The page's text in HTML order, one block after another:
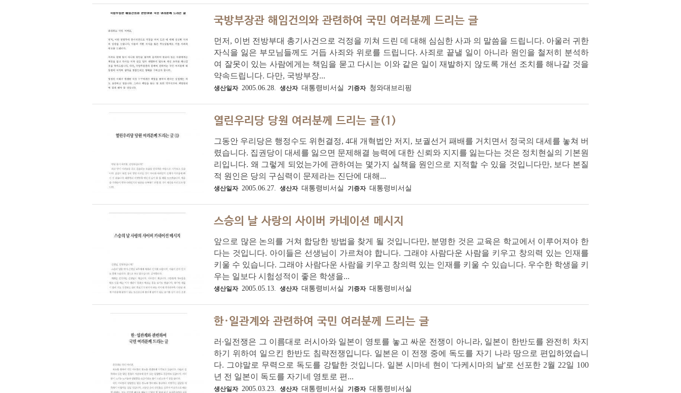
국방부장관 해임건의와 관련하여 국민 여러분께 드리는 글
먼저, 이번 전방부대 총기사건으로 걱정을 끼쳐 드린 데 대해 심심한 사과 의 말씀을 드립니다. 아울러 귀한
자식을 잃은 부모님들께도 거듭 사죄와 위로를 드립니다. 사죄로 끝낼 일이 아니라 원인을 철저히 분석하
여 잘못이 있는 사람에게는 책임을 묻고 다시는 이와 같은 일이 재발하지 않도록 개선 조치를 해나갈 것을
약속드립니다. 다만, 국방부장...
생산일자 2005.06.28. 생산자 대통령비서실 기증자 청와대브리핑
열린우리당 당원 여러분께 드리는 글(1)
그동안 우리당은 행정수도 위헌결정, 4대 개혁법안 저지, 보궐선거 패배를 거치면서 정국의 대세를 놓쳐 버
렸습니다. 집권당이 대세를 잃으면 문제해결 능력에 대한 신뢰와 지지를 잃는다는 것은 정치현실의 기본원
리입니다. 왜 그렇게 되었는가에 관하여는 몇가지 실책을 원인으로 지적할 수 있을 것입니다만, 보다 본질
적 원인은 당의 구심력이 문제라는 진단에 대해...
생산일자 2005.06.27. 생산자 대통령비서실 기증자 대통령비서실
스승의 날 사랑의 사이버 카네이션 메시지
앞으로 많은 논의를 거쳐 합당한 방법을 찾게 될 것입니다만, 분명한 것은 교육은 학교에서 이루어져야 한
다는 것입니다. 아이들은 선생님이 가르쳐야 합니다. 그래야 사람다운 사람을 키우고 창의력 있는 인재를
키울 수 있습니다. 그래야 사람다운 사람을 키우고 창의력 있는 인재를 키울 수 있습니다. 우수한 학생을 키
우는 일보다 시험성적이 좋은 학생을...
생산일자 2005.05.13. 생산자 대통령비서실 기증자 대통령비서실
한·일관계와 관련하여 국민 여러분께 드리는 글
러∙일전쟁은 그 이름대로 러시아와 일본이 영토를 놓고 싸운 전쟁이 아니라, 일본이 한반도를 완전히 차지
하기 위하여 일으킨 한반도 침략전쟁입니다. 일본은 이 전쟁 중에 독도를 자기 나라 땅으로 편입하였습니
다. 그야말로 무력으로 독도를 강탈한 것입니다. 일본 시마네 현이 '다케시마의 날'로 선포한 2월 22일 100
년 전 일본이 독도를 자기네 영토로 편...
생산일자 2005.03.23. 생산자 대통령비서실 기증자 대통령비서실